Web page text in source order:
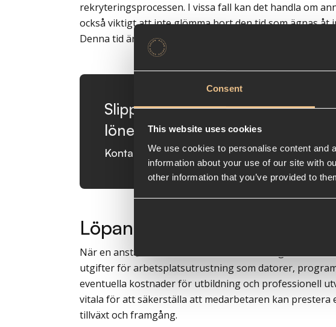
Consent
This website uses cookies
We use cookies to personalise content and
information about your use of our site with
other information that you’ve provided to
rekryteringsprocessen. I vissa fall kan det handla om
också viktigt att inte glömma bort den tid som ägnas åt
Denna tid är ofta en dold kostnad som kan påverka
Slipp admin och låt oss ta hand
lönehantering
Kontakta våra löneexperter
Löpande driftkostnader
När en anställd väl är ombord tillkommer regelbundna
utgifter för arbetsplatsutrustning som datorer,
eventuella kostnader för utbildning och professionell
vitala för att säkerställa att medarbetaren kan
tillväxt och framgång.